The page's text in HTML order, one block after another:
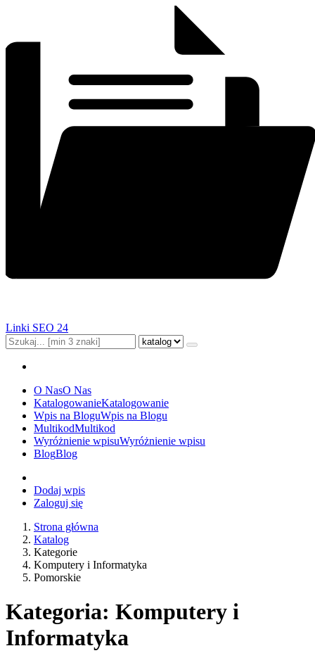
Linki SEO 24
O NasO Nas
KatalogowanieKatalogowanie
Wpis na BloguWpis na Blogu
MultikodMultikod
Wyróżnienie wpisuWyróżnienie wpisu
BlogBlog
Dodaj wpis
Zaloguj się
Strona główna
Katalog
Kategorie
Komputery i Informatyka
Pomorskie
Kategoria: Komputery i
Informatyka